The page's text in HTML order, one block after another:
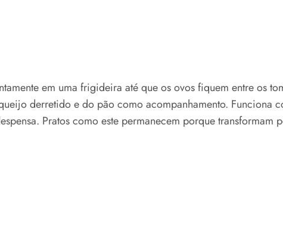
em uma frigideira até que os ovos fiquem entre os
derretido e do pão como acompanhamento. Funciona
Pratos como este permanecem porque transformam